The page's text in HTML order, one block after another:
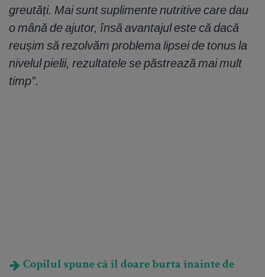
greutăți. Mai sunt suplimente nutritive care dau
o mână de ajutor, însă avantajul este că dacă
reușim să rezolvăm problema lipsei de tonus la
nivelul pielii, rezultatele se păstrează mai mult
timp”.
Copilul spune că îl doare burta înainte de